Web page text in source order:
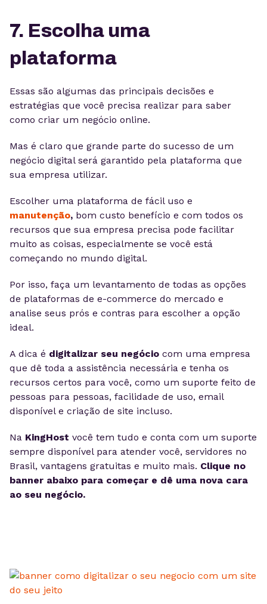
7. Escolha uma
plataforma
Essas são algumas das principais decisões e
estratégias que você precisa realizar para saber
como criar um negócio online.
Mas é claro que grande parte do sucesso de um
negócio digital será garantido pela plataforma que
sua empresa utilizar.
Escolher uma plataforma de fácil uso e
manutenção, bom custo benefício e com todos os
recursos que sua empresa precisa pode facilitar
muito as coisas, especialmente se você está
começando no mundo digital.
Por isso, faça um levantamento de todas as opções
de plataformas de e-commerce do mercado e
analise seus prós e contras para escolher a opção
ideal.
A dica é digitalizar seu negócio com uma empresa
que dê toda a assistência necessária e tenha os
recursos certos para você, como um suporte feito de
pessoas para pessoas, facilidade de uso, email
disponível e criação de site incluso.
Na KingHost você tem tudo e conta com um suporte
sempre disponível para atender você, servidores no
Brasil, vantagens gratuitas e muito mais. Clique no
banner abaixo para começar e dê uma nova cara
ao seu negócio.